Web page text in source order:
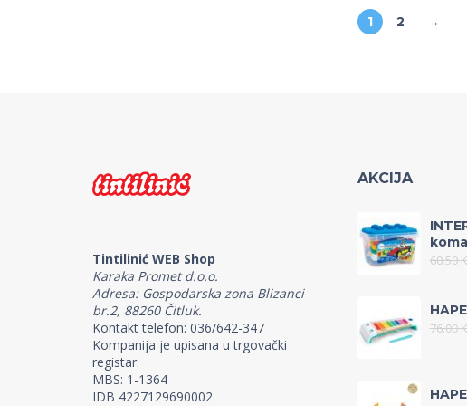
1 2 →
Tintilinić WEB Shop
Karaka Promet d.o.o.
Adresa: Gospodarska zona Blizanci
br.2, 88260 Čitluk.
Kontakt telefon: 036/642-347
Kompanija je upisana u trgovački
registar:
MBS: 1-1364
IDB 4227129690002
AKCIJA
60.50
76.00